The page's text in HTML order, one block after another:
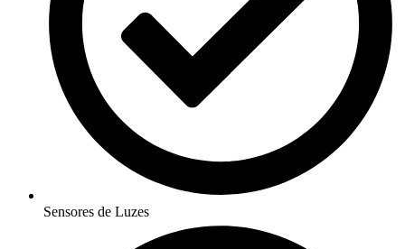
Sensores de Luzes